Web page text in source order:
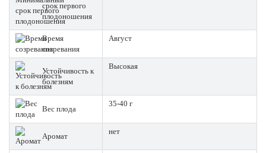
срок первого
плодоношения
Время
созревания
Август
Устойчивость к
болезням
Высокая
Вес плода
35-40 г
Аромат
нет